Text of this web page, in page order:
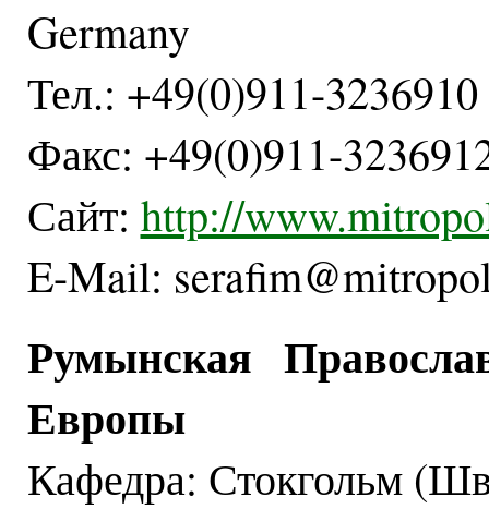
Germany
Тел.: +49(0)911-3236910
Факс: +49(0)911-
Сайт: http://
E-Mail:
Румынская
Европы
Кафедра: Стокгольм